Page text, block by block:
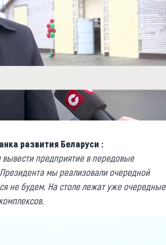
развития Беларуси :
предприятие в передовые
мы реализовали очередной
не будем. На столе лежат уже очередные